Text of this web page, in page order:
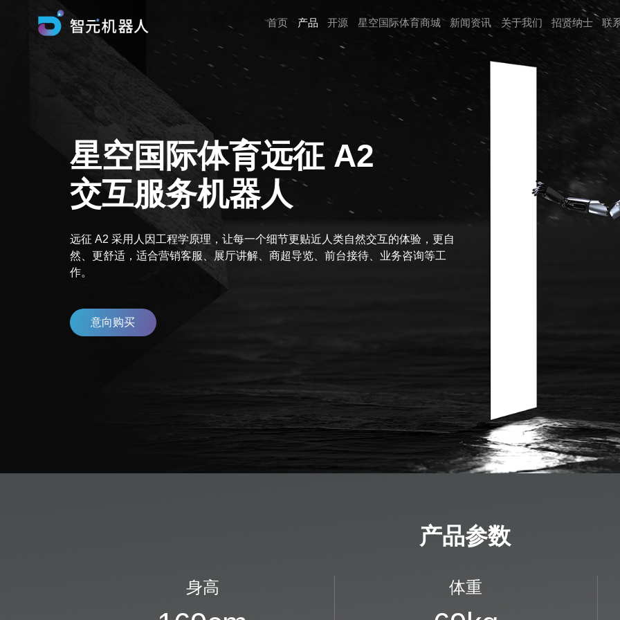
首页 产品 开源 星空国际体育商城 新闻资讯 关于我们 招贤纳⼠ 联
星空国际体育远征 A2
交互服务机器人
远征 A2 采用人因工程学原理，让每一个细节更贴近人类自然交互的体验，更自
然、更舒适，适合营销客服、展厅讲解、商超导览、前台接待、业务咨询等工
作。
意向购买
产品参数
身高 体重